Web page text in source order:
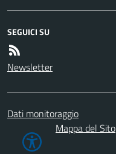
SEGUICI SU
Newsletter
Dati monitoraggio
Mappa del Sito